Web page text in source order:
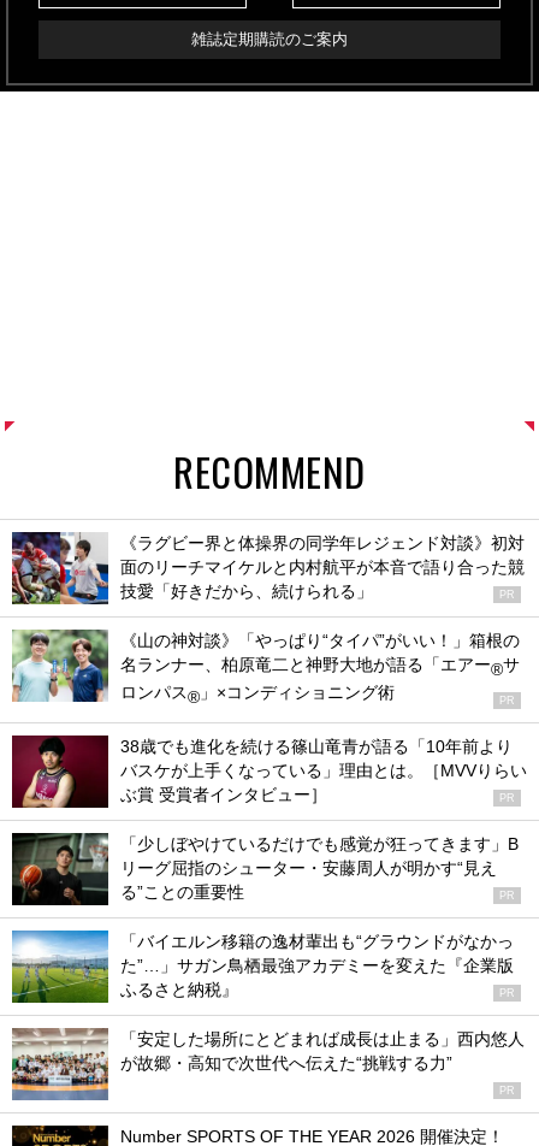
雑誌定期購読のご案内
RECOMMEND
《ラグビー界と体操界の同学年レジェンド対談》初対
面のリーチマイケルと内村航平が本音で語り合った競
技愛「好きだから、続けられる」
PR
《山の神対談》「やっぱり“タイパ”がいい！」箱根の
名ランナー、柏原竜二と神野大地が語る「エアー®サ
ロンパス® 」×コンディショニング術 PR
38歳でも進化を続ける篠山竜青が語る「10年前より
バスケが上手くなっている」理由とは。［MVVりらい
ぶ賞 受賞者インタビュー］
PR
「少しぼやけているだけでも感覚が狂ってきます」B
リーグ屈指のシューター・安藤周人が明かす“見え
る”ことの重要性
PR
「バイエルン移籍の逸材輩出も“グラウンドがなかっ
た”…」サガン鳥栖最強アカデミーを変えた『企業版
ふるさと納税』
PR
「安定した場所にとどまれば成長は止まる」西内悠人
が故郷・高知で次世代へ伝えた“挑戦する力”
PR
Number SPORTS OF THE YEAR 2026 開催決定！